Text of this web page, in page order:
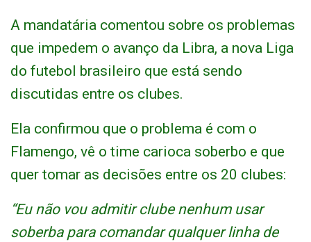
A mandatária comentou sobre os problemas
que impedem o avanço da Libra, a nova Liga
do futebol brasileiro que está sendo
discutidas entre os clubes.
Ela confirmou que o problema é com o
Flamengo, vê o time carioca soberbo e que
quer tomar as decisões entre os 20 clubes:
“Eu não vou admitir clube nenhum usar
soberba para comandar qualquer linha de